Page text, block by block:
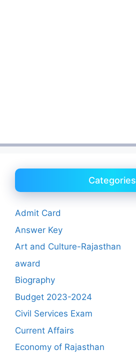
Categories
Admit Card
Answer Key
Art and Culture-Rajasthan
award
Biography
Budget 2023-2024
Civil Services Exam
Current Affairs
Economy of Rajasthan